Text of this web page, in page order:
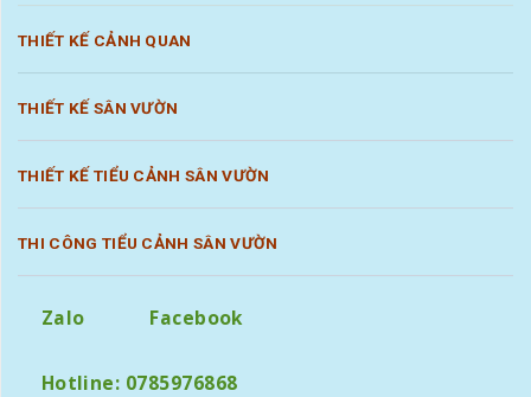
THIẾT KẾ CẢNH QUAN
THIẾT KẾ SÂN VƯỜN
THIẾT KẾ TIỂU CẢNH SÂN VƯỜN
THI CÔNG TIỂU CẢNH SÂN VƯỜN
Zalo Facebook
Hotline: 0785976868